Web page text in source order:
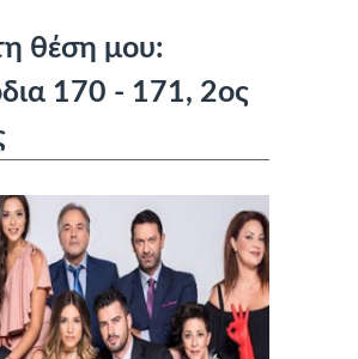
θέση μου:
170 - 171, 2ος